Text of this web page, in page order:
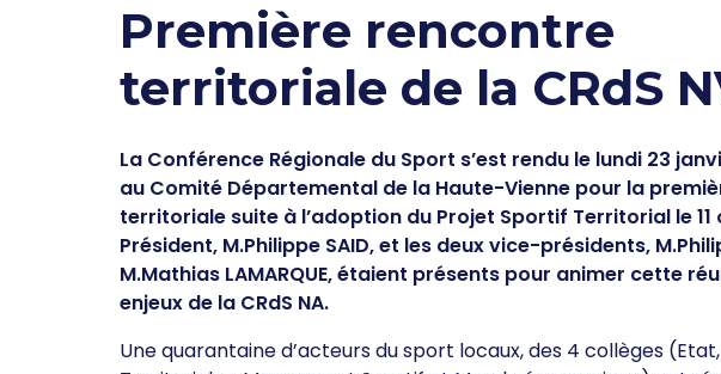
Première rencontre
territoriale de la CRdS
La Conférence Régionale du Sport s’est rendu le lundi 23
au Comité Départemental de la Haute-Vienne pour la
territoriale suite à l’adoption du Projet Sportif Territorial le 11
Président, M.Philippe SAID, et les deux vice-présidents,
M.Mathias LAMARQUE, étaient présents pour animer cette
enjeux de la CRdS NA.
Une quarantaine d’acteurs du sport locaux, des 4 collèges